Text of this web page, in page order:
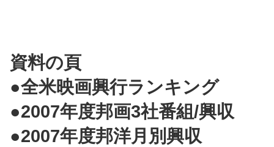
資料の頁
●全米映画興行ランキング
●2007年度邦画3社番組/興収
●2007年度邦洋月別興収